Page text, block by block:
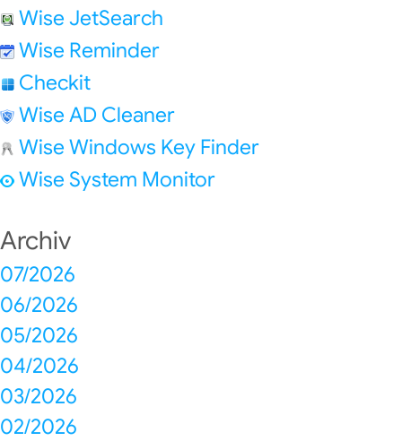
Wise JetSearch
Wise Reminder
Checkit
Wise AD Cleaner
Wise Windows Key Finder
Wise System Monitor
Archiv
07/2026
06/2026
05/2026
04/2026
03/2026
02/2026